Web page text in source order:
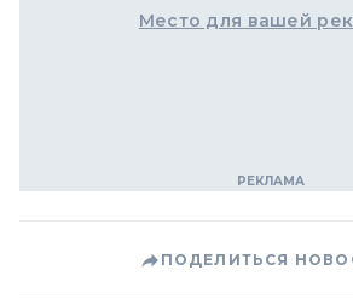
Место для вашей
ПОДЕЛИТЬСЯ